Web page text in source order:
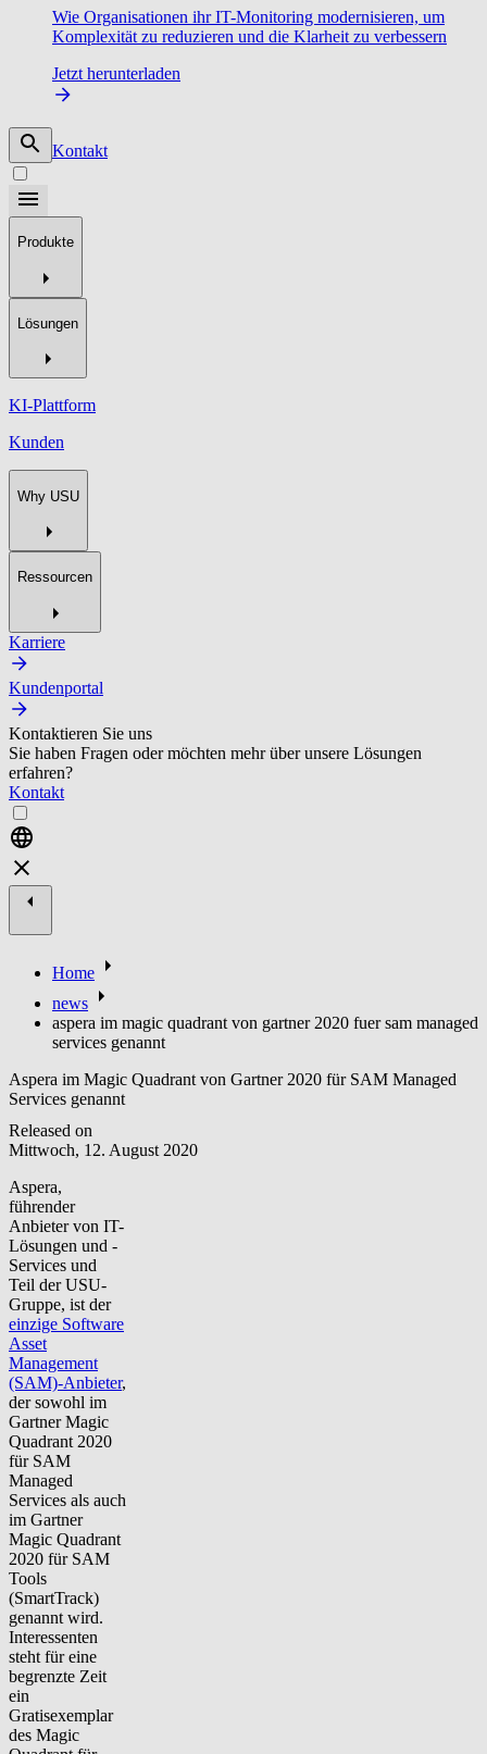
Wie Organisationen ihr IT-Monitoring modernisieren, um
Komplexität zu reduzieren und die Klarheit zu verbessern
Jetzt herunterladen
Kontakt
Produkte
Lösungen
KI-Plattform
Kunden
Why USU
Ressourcen
Karriere
Kundenportal
Kontaktieren Sie uns
Sie haben Fragen oder möchten mehr über unsere Lösungen
erfahren?
Kontakt
Home
news
aspera im magic quadrant von gartner 2020 fuer sam managed
services genannt
Aspera im Magic Quadrant von Gartner 2020 für SAM Managed
Services genannt
Released on
Mittwoch, 12. August 2020
Aspera,
führender
Anbieter von IT-
Lösungen und -
Services und
Teil der USU-
Gruppe, ist der
einzige Software
Asset
Management
(SAM)-Anbieter,
der sowohl im
Gartner Magic
Quadrant 2020
für SAM
Managed
Services als auch
im Gartner
Magic Quadrant
2020 für SAM
Tools
(SmartTrack)
genannt wird.
Interessenten
steht für eine
begrenzte Zeit
ein
Gratisexemplar
des Magic